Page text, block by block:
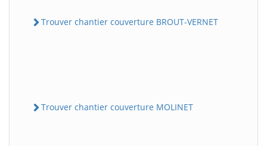
Trouver chantier couverture BROUT-VERNET
Trouver chantier couverture MOLINET